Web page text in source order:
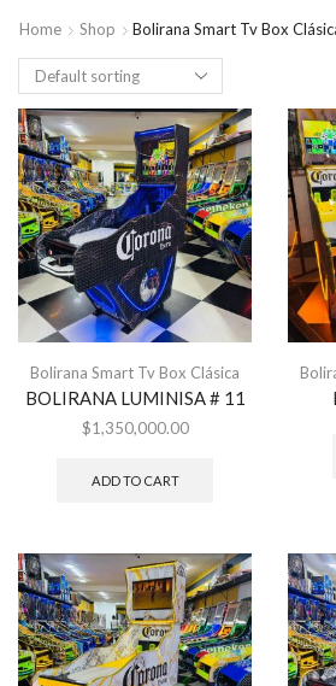
Home Shop Bolirana Smart Tv Box
Bolirana Smart Tv Box Clásica
BOLIRANA LUMINISA # 11
$1,350,000.00
ADD TO CART